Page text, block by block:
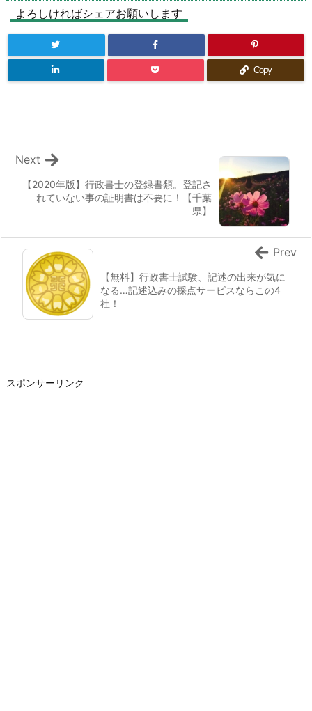
よろしければシェアお願いします
Copy
【2020年版】行政書士の登録書類。登記さ
れていない事の証明書は不要に！【千葉
県】
Next
【無料】行政書士試験、記述の出来が気に
なる…記述込みの採点サービスならこの4
社！
Prev
スポンサーリンク